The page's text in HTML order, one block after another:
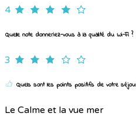
4
Quelle note donneriez-vous à la qualité du Wi-Fi ?
3
Quels sont les points positifs de votre
Le Calme et la vue mer